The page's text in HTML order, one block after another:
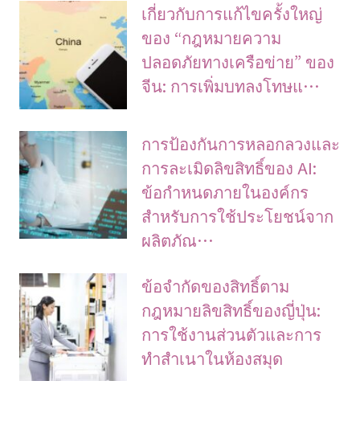
เกี่ยวกับการแก้ไขครั้งใหญ่
ของ “กฎหมายความ
ปลอดภัยทางเครือข่าย” ของ
จีน: การเพิ่มบทลงโทษแ…
การป้องกันการหลอกลวงและ
การละเมิดลิขสิทธิ์ของ AI:
ข้อกำหนดภายในองค์กร
สำหรับการใช้ประโยชน์จาก
ผลิตภัณ…
ข้อจํากัดของสิทธิ์ตาม
กฎหมายลิขสิทธิ์ของญี่ปุ่น:
การใช้งานส่วนตัวและการ
ทําสําเนาในห้องสมุด